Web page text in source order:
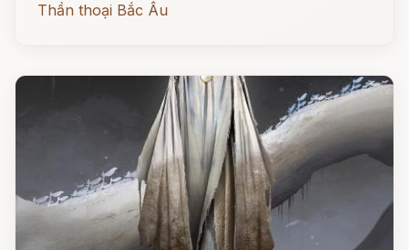
Thần thoại Bắc Âu